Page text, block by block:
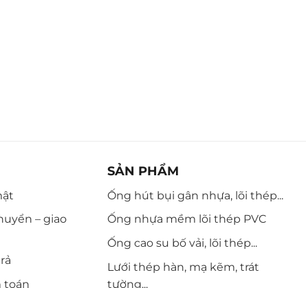
– giao
toán
SẢN PHẨM
Ống hút bụi gân nhựa, lõi thép...
Ống nhựa mềm lõi thép PVC
Ống cao su bố vải, lõi thép...
Lưới thép hàn, mạ kẽm, trát
tường...